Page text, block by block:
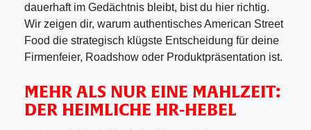
dauerhaft im Gedächtnis bleibt, bist du hier richtig.
Wir zeigen dir, warum authentisches American Street
Food die strategisch klügste Entscheidung für deine
Firmenfeier, Roadshow oder Produktpräsentation ist.
MEHR ALS NUR EINE MAHLZEIT:
DER HEIMLICHE HR-HEBEL